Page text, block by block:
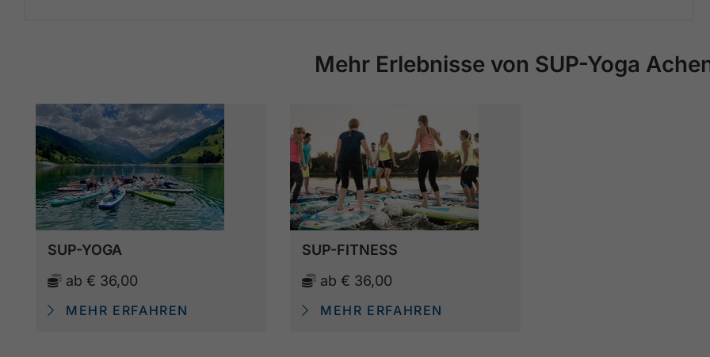
Mehr Erlebnisse von SUP-Yoga
SUP-YOGA
ab € 36,00
MEHR ERFAHREN
SUP-FITNESS
ab € 36,00
MEHR ERFAHREN